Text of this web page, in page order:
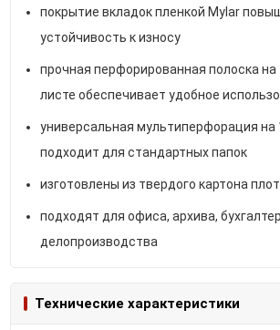
покрытие вкладок пленкой Mylar
устойчивость к износу
прочная перфорированная полоска на
листе обеспечивает удобное
универсальная мультиперфорация на
подходит для стандартных папок
изготовлены из твердого картона
подходят для офиса, архива,
делопроизводства
Технические характеристики